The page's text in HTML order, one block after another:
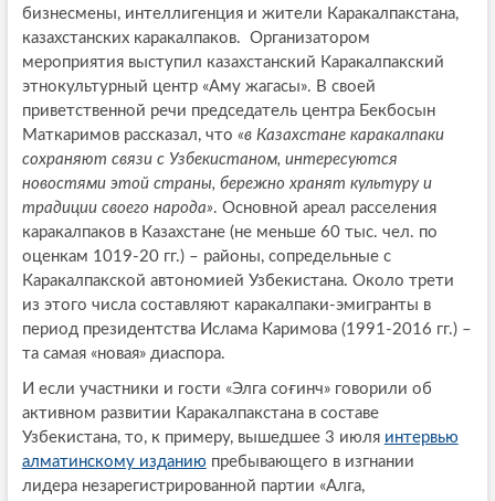
бизнесмены, интеллигенция и жители Каракалпакстана,
казахстанских каракалпаков. Организатором
мероприятия выступил казахстанский Каракалпакский
этнокультурный центр «Аму жагасы». В своей
приветственной речи председатель центра Бекбосын
Маткаримов рассказал, что «в Казахстане каракалпаки
сохраняют связи с Узбекистаном, интересуются
новостями этой страны, бережно хранят культуру и
традиции своего народа». Основной ареал расселения
каракалпаков в Казахстане (не меньше 60 тыс. чел. по
оценкам 1019-20 гг.) – районы, сопредельные с
Каракалпакской автономией Узбекистана. Около трети
из этого числа составляют каракалпаки-эмигранты в
период президентства Ислама Каримова (1991-2016 гг.) –
та самая «новая» диаспора.
И если участники и гости «Элга соғинч» говорили об
активном развитии Каракалпакстана в составе
Узбекистана, то, к примеру, вышедшее 3 июля интервью
алматинскому изданию пребывающего в изгнании
лидера незарегистрированной партии «Алга,